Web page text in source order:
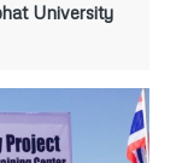
University